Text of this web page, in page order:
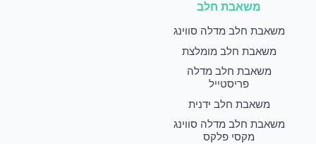
משאבת חלב
משאבת חלב מדלה סווינג
משאבת חלב מומלצת
משאבת חלב מדלה
פריסטייל
משאבת חלב ידנית
משאבת חלב מדלה סווינג
מקסי פלקס